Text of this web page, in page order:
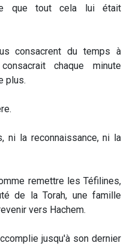
que tout cela lui était
consacrent du temps à
chaque minute
plus.
ni la reconnaissance, ni la
remettre les Téfilines,
de la Torah, une famille
vers Hachem.
jusqu'à son dernier